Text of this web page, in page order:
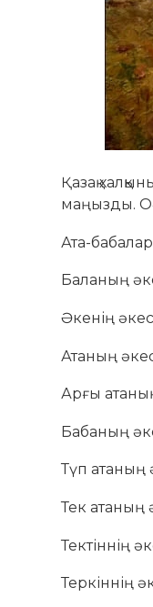
Қазақ
маңызды.
Ата-
Баланың
Әкенің
Атаның
Арғы
Бабаның
Түп атаның
Тек атаның
Тектіннің
Теркіннің